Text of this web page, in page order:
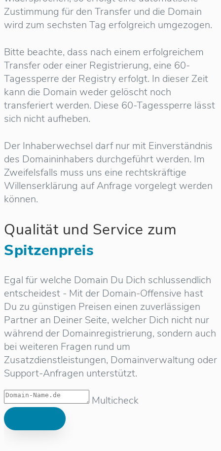
Zustimmung für den Transfer und die Domain
wird zum sechsten Tag erfolgreich umgezogen.
Bitte beachte, dass nach einem erfolgreichem
Transfer oder einer Registrierung, eine 60-
Tagessperre der Registry erfolgt. In dieser Zeit
kann die Domain weder gelöscht noch
transferiert werden. Diese 60-Tagessperre lässt
sich nicht aufheben.
Der Inhaberwechsel darf nur mit Einverständnis
des Domaininhabers durchgeführt werden. Im
Zweifelsfalls muss uns eine rechtskräftige
Willenserklärung auf Anfrage vorgelegt werden
können.
Qualität und Service zum
Spitzenpreis
Egal für welche Domain Du Dich schlussendlich
entscheidest - Mit der Domain-Offensive hast
Du zu günstigen Preisen einen zuverlässigen
Partner an Deiner Seite, welcher Dich nicht nur
während der Domainregistrierung, sondern auch
bei weiteren Fragen rund um
Zusatzdienstleistungen, Domainverwaltung oder
Support-Anfragen unterstützt.
Multicheck